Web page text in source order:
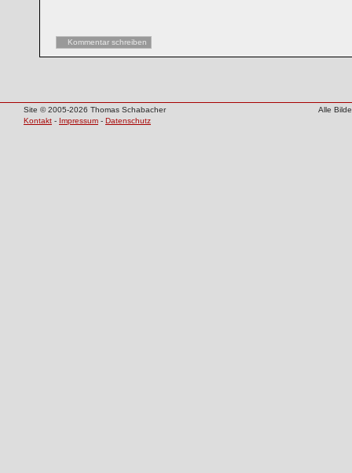
Kommentar schreiben
Site © 2005-2026 Thomas Schabacher
Alle
Kontakt - Impressum - Datenschutz